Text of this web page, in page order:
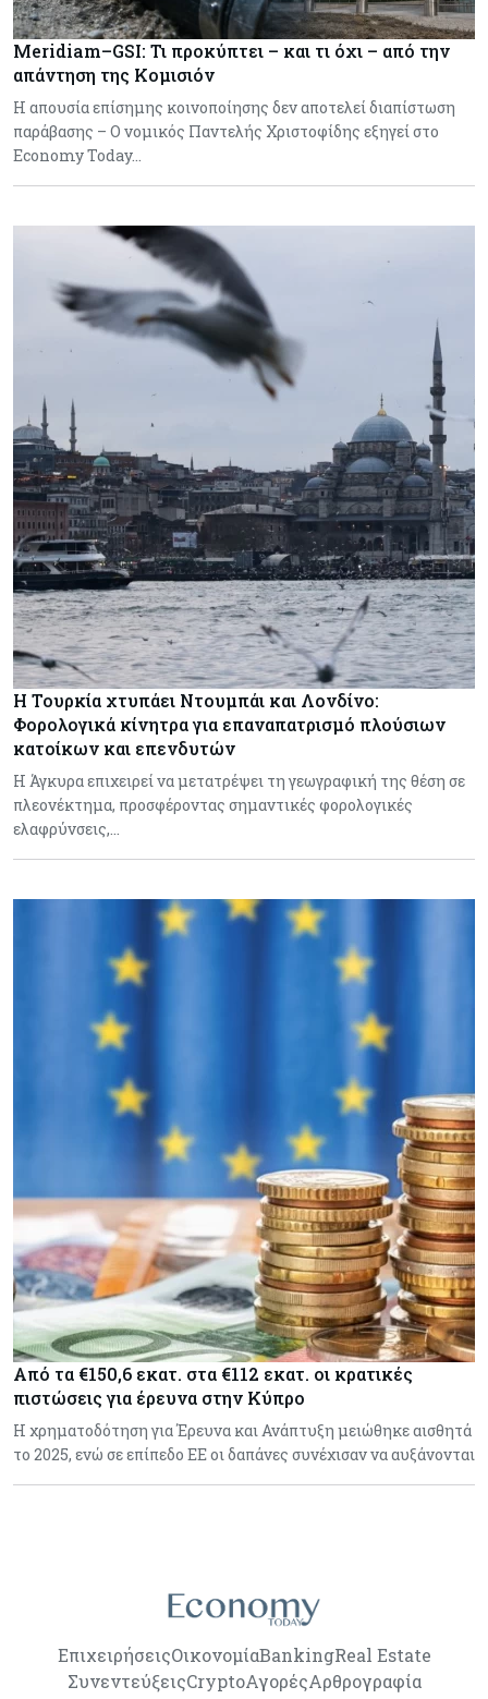
Meridiam–GSI: Τι προκύπτει – και τι όχι – από την
απάντηση της Κομισιόν
Η απουσία επίσημης κοινοποίησης δεν αποτελεί διαπίστωση
παράβασης – Ο νομικός Παντελής Χριστοφίδης εξηγεί στο
Economy Today…
Η Τουρκία χτυπάει Ντουμπάι και Λονδίνο:
Φορολογικά κίνητρα για επαναπατρισμό πλούσιων
κατοίκων και επενδυτών
Η Άγκυρα επιχειρεί να μετατρέψει τη γεωγραφική της θέση σε
πλεονέκτημα, προσφέροντας σημαντικές φορολογικές
ελαφρύνσεις,…
Από τα €150,6 εκατ. στα €112 εκατ. οι κρατικές
πιστώσεις για έρευνα στην Κύπρο
Η χρηματοδότηση για Έρευνα και Ανάπτυξη μειώθηκε αισθητά
το 2025, ενώ σε επίπεδο ΕΕ οι δαπάνες συνέχισαν να αυξάνονται
ΕπιχειρήσειςΟικονομίαBankingReal Estate
ΣυνεντεύξειςCryptoΑγορέςΑρθρογραφία